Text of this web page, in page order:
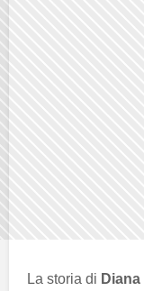
La storia di Diana